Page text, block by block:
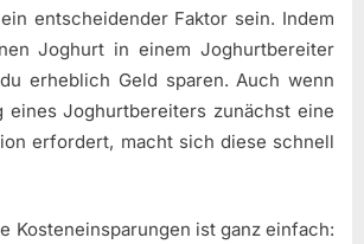
entscheidender Faktor sein. Indem
Joghurt in einem Joghurtbereiter
erheblich Geld sparen. Auch wenn
eines Joghurtbereiters zunächst eine
erfordert, macht sich diese schnell
Kosteneinsparungen ist ganz einfach: